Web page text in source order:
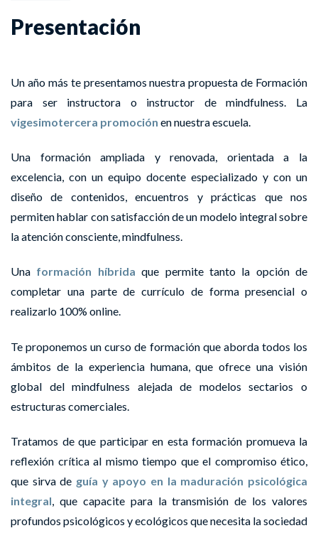
Presentación
Un año más te presentamos nuestra propuesta de Formación
para ser instructora o instructor de mindfulness. La
vigesimotercera promoción en nuestra escuela.
Una formación ampliada y renovada, orientada a la
excelencia, con un equipo docente especializado y con un
diseño de contenidos, encuentros y prácticas que nos
permiten hablar con satisfacción de un modelo integral sobre
la atención consciente, mindfulness.
Una formación híbrida que permite tanto la opción de
completar una parte de currículo de forma presencial o
realizarlo 100% online.
Te proponemos un curso de formación que aborda todos los
ámbitos de la experiencia humana, que ofrece una visión
global del mindfulness alejada de modelos sectarios o
estructuras comerciales.
Tratamos de que participar en esta formación promueva la
reflexión crítica al mismo tiempo que el compromiso ético,
que sirva de guía y apoyo en la maduración psicológica
integral, que capacite para la transmisión de los valores
profundos psicológicos y ecológicos que necesita la sociedad